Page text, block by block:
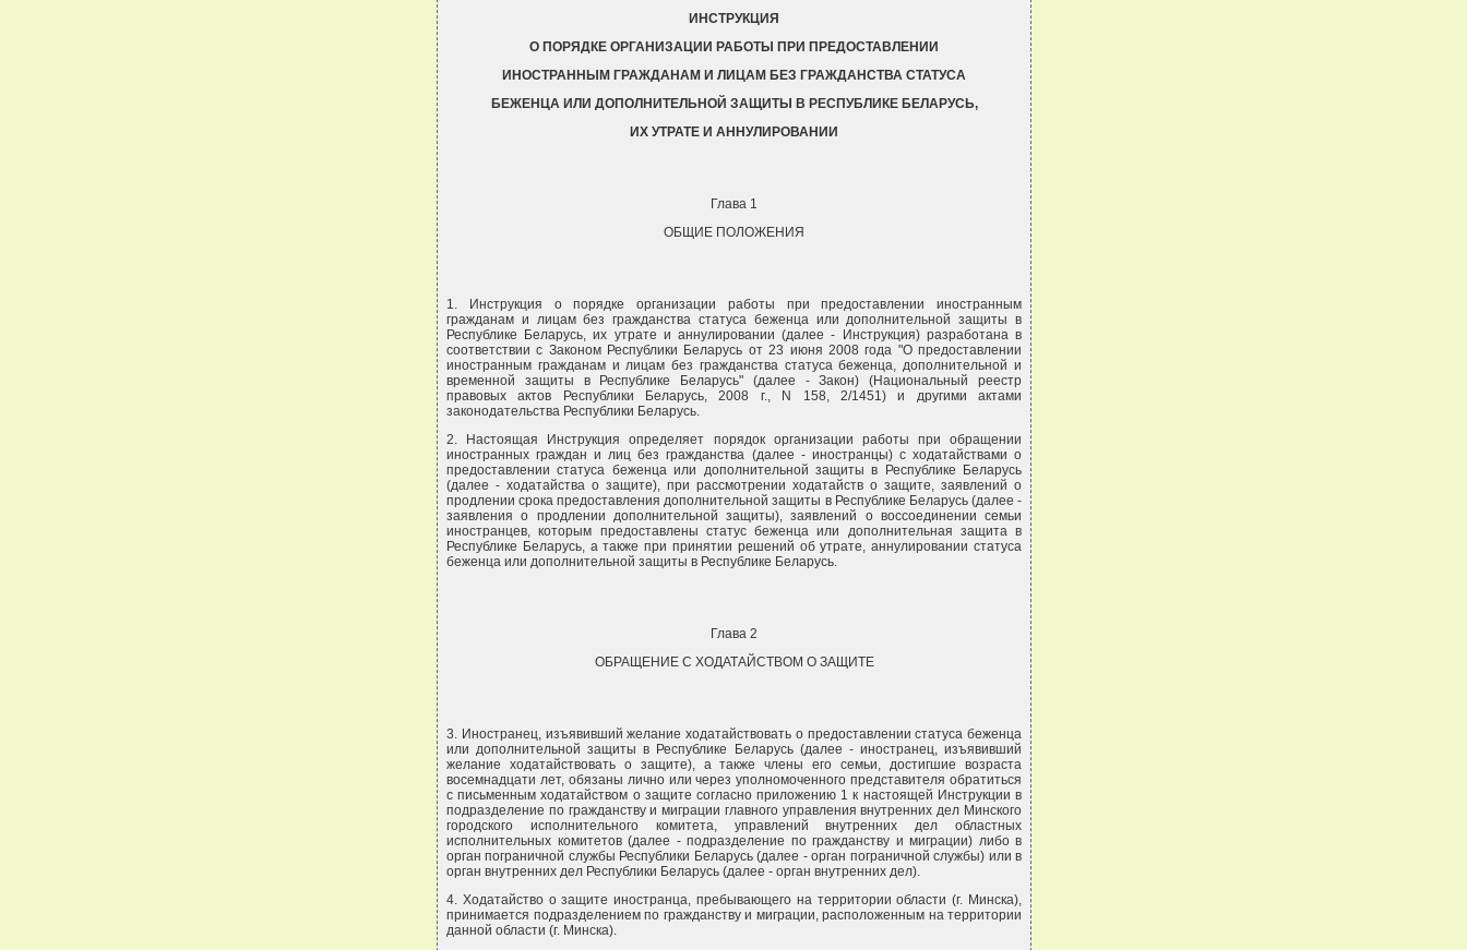
ИНСТРУКЦИЯ
О ПОРЯДКЕ ОРГАНИЗАЦИИ РАБОТЫ ПРИ ПРЕДОСТАВЛЕНИИ
ИНОСТРАННЫМ ГРАЖДАНАМ И ЛИЦАМ БЕЗ ГРАЖДАНСТВА СТАТУСА
БЕЖЕНЦА ИЛИ ДОПОЛНИТЕЛЬНОЙ ЗАЩИТЫ В РЕСПУБЛИКЕ БЕЛАРУСЬ,
ИХ УТРАТЕ И АННУЛИРОВАНИИ
Глава 1
ОБЩИЕ ПОЛОЖЕНИЯ
1. Инструкция о порядке организации работы при предоставлении иностранным
гражданам и лицам без гражданства статуса беженца или дополнительной защиты в
Республике Беларусь, их утрате и аннулировании (далее - Инструкция) разработана в
соответствии с Законом Республики Беларусь от 23 июня 2008 года "О предоставлении
иностранным гражданам и лицам без гражданства статуса беженца, дополнительной и
временной защиты в Республике Беларусь" (далее - Закон) (Национальный реестр
правовых актов Республики Беларусь, 2008 г., N 158, 2/1451) и другими актами
законодательства Республики Беларусь.
2. Настоящая Инструкция определяет порядок организации работы при обращении
иностранных граждан и лиц без гражданства (далее - иностранцы) с ходатайствами о
предоставлении статуса беженца или дополнительной защиты в Республике Беларусь
(далее - ходатайства о защите), при рассмотрении ходатайств о защите, заявлений о
продлении срока предоставления дополнительной защиты в Республике Беларусь (далее -
заявления о продлении дополнительной защиты), заявлений о воссоединении семьи
иностранцев, которым предоставлены статус беженца или дополнительная защита в
Республике Беларусь, а также при принятии решений об утрате, аннулировании статуса
беженца или дополнительной защиты в Республике Беларусь.
Глава 2
ОБРАЩЕНИЕ С ХОДАТАЙСТВОМ О ЗАЩИТЕ
3. Иностранец, изъявивший желание ходатайствовать о предоставлении статуса беженца
или дополнительной защиты в Республике Беларусь (далее - иностранец, изъявивший
желание ходатайствовать о защите), а также члены его семьи, достигшие возраста
восемнадцати лет, обязаны лично или через уполномоченного представителя обратиться
с письменным ходатайством о защите согласно приложению 1 к настоящей Инструкции в
подразделение по гражданству и миграции главного управления внутренних дел Минского
городского исполнительного комитета, управлений внутренних дел областных
исполнительных комитетов (далее - подразделение по гражданству и миграции) либо в
орган пограничной службы Республики Беларусь (далее - орган пограничной службы) или в
орган внутренних дел Республики Беларусь (далее - орган внутренних дел).
4. Ходатайство о защите иностранца, пребывающего на территории области (г. Минска),
принимается подразделением по гражданству и миграции, расположенным на территории
данной области (г. Минска).